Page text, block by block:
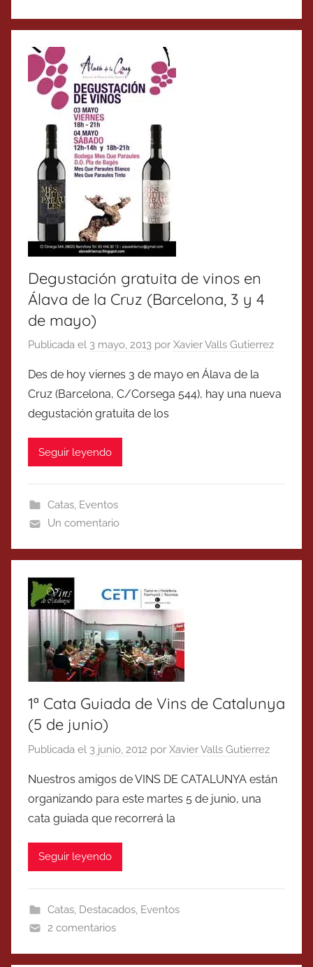
Degustación gratuita de vinos en
Álava de la Cruz (Barcelona, 3 y 4
de mayo)
Publicada el 3 mayo, 2013 por Xavier Valls Gutierrez
Des de hoy viernes 3 de mayo en Álava de la
Cruz (Barcelona, C/Corsega 544), hay una nueva
degustación gratuita de los
Seguir leyendo
Catas, Eventos
Un comentario
1ª Cata Guiada de Vins de Catalunya
(5 de junio)
Publicada el 3 junio, 2012 por Xavier Valls Gutierrez
Nuestros amigos de VINS DE CATALUNYA están
organizando para este martes 5 de junio, una
cata guiada que recorrerá la
Seguir leyendo
Catas, Destacados, Eventos
2 comentarios